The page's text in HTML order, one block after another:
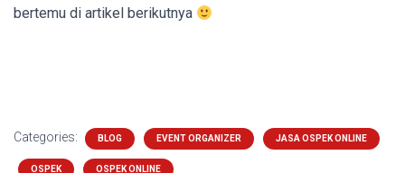
bertemu di artikel berikutnya
Categories: BLOG EVENT ORGANIZER JASA OSPEK ONLINE
OSPEK OSPEK ONLINE